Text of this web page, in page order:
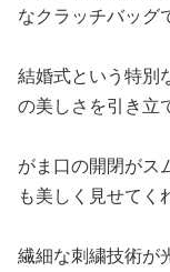
なクラッチバッグ
結婚式という特別
の美しさを引き立
がま口の開閉がス
も美しく見せてく
繊細な刺繍技術が